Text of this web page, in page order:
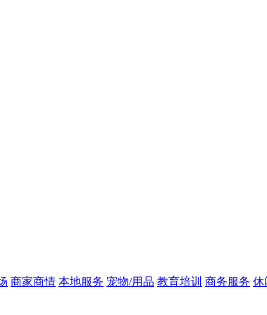
商家商情 本地服务 宠物/用品 教育培训 商务服务 休